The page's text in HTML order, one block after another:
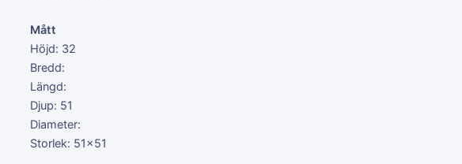
Mått
Höjd: 32
Bredd:
Längd:
Djup: 51
Diameter:
Storlek: 51x51